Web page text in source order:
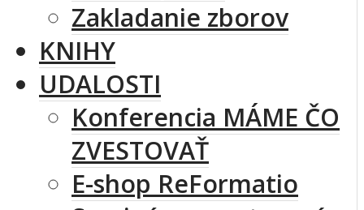
Zakladanie zborov
KNIHY
UDALOSTI
Konferencia MÁME ČO
ZVESTOVAŤ
E-shop ReFormatio